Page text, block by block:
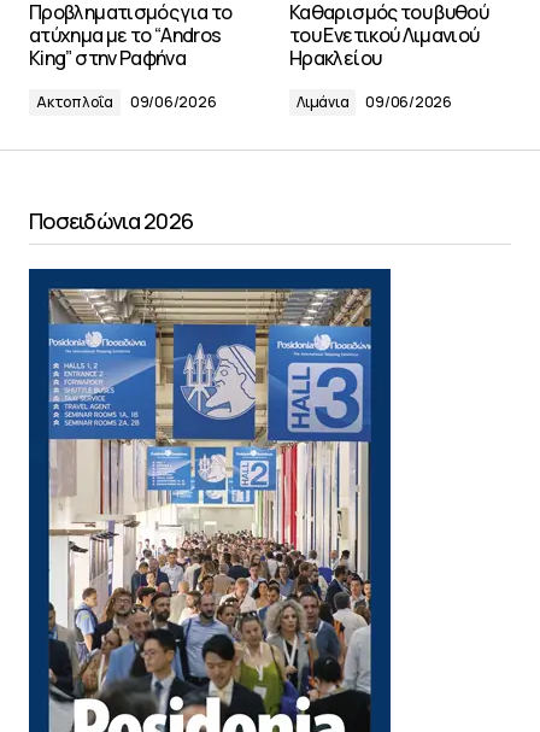
Προβληματισμός για το
ατύχημα με το “Andros
King” στην Ραφήνα
Ακτοπλοΐα 09/06/2026
Καθαρισμός του βυθού
του Ενετικού Λιμανιού
Ηρακλείου
Λιμάνια 09/06/2026
Ποσειδώνια 2026